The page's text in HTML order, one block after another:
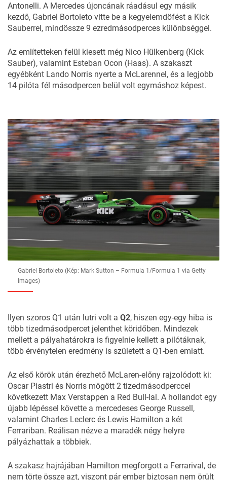
Antonelli. A Mercedes újoncának ráadásul egy másik
kezdő, Gabriel Bortoleto vitte be a kegyelemdöfést a Kick
Sauberrel, mindössze 9 ezredmásodperces különbséggel.
Az említetteken felül kiesett még Nico Hülkenberg (Kick
Sauber), valamint Esteban Ocon (Haas). A szakaszt
egyébként Lando Norris nyerte a McLarennel, és a legjobb
14 pilóta fél másodpercen belül volt egymáshoz képest.
Gabriel Bortoleto (Kép: Mark Sutton – Formula 1/Formula 1 via Getty
Images)
Ilyen szoros Q1 után lutri volt a Q2, hiszen egy-egy hiba is
több tizedmásodpercet jelenthet köridőben. Mindezek
mellett a pályahatárokra is figyelnie kellett a pilótáknak,
több érvénytelen eredmény is született a Q1-ben emiatt.
Az első körök után érezhető McLaren-előny rajzolódott ki:
Oscar Piastri és Norris mögött 2 tizedmásodperccel
következett Max Verstappen a Red Bull-lal. A hollandot egy
újabb lépéssel követte a mercedeses George Russell,
valamint Charles Leclerc és Lewis Hamilton a két
Ferrariban. Reálisan nézve a maradék négy helyre
pályázhattak a többiek.
A szakasz hajrájában Hamilton megforgott a Ferrarival, de
nem törte össze azt, viszont pár ember biztosan nem örült